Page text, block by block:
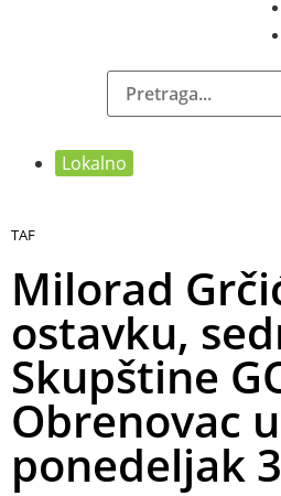
Lokalno
TAF
Milorad
ostavku,
Skupštine
Obrenovac u
ponedeljak